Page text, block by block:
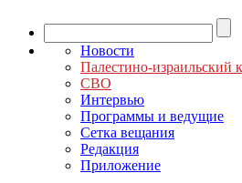
Новости
Палестино-израильский
СВО
Интервью
Программы и ведущие
Сетка вещания
Редакция
Приложение